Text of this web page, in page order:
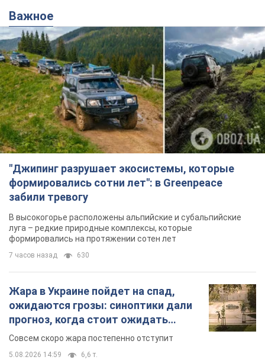
Важное
"Джипинг разрушает экосистемы, которые
формировались сотни лет": в Greenpeace
забили тревогу
В высокогорье расположены альпийские и субальпийские
луга – редкие природные комплексы, которые
формировались на протяжении сотен лет
7 часов назад 630
Жара в Украине пойдет на спад,
ожидаются грозы: синоптики дали
прогноз, когда стоит ожидать
изменения погоды
Совсем скоро жара постепенно отступит
5.08.2026 14:59 6,6 т.